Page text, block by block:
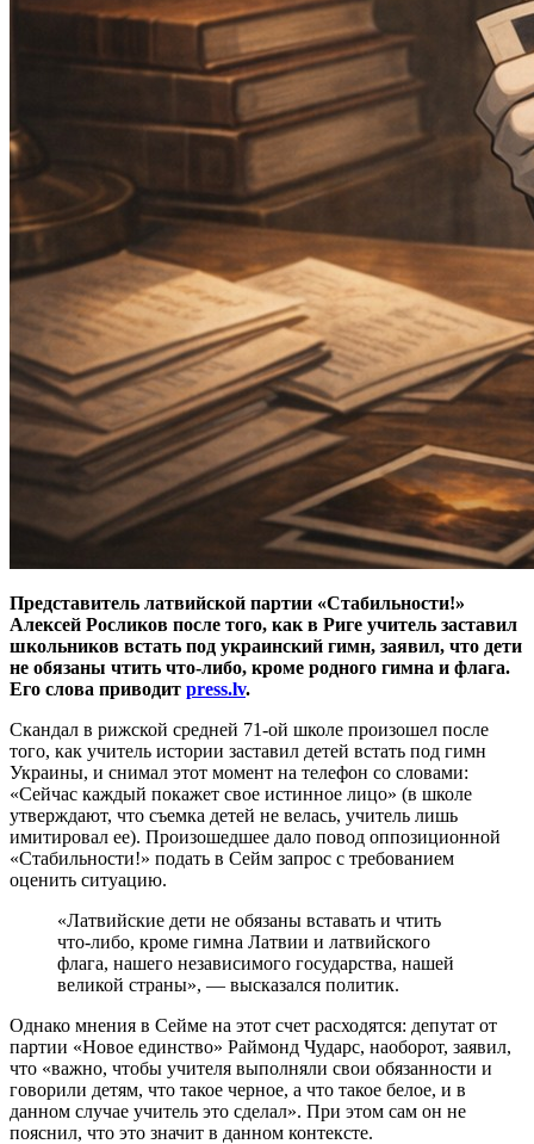
Представитель латвийской партии «Стабильности!»
Алексей Росликов после того, как в Риге учитель заставил
школьников встать под украинский гимн, заявил, что дети
не обязаны чтить что-либо, кроме родного гимна и флага.
Его слова приводит press.lv.
Скандал в рижской средней 71-ой школе произошел после
того, как учитель истории заставил детей встать под гимн
Украины, и снимал этот момент на телефон со словами:
«Сейчас каждый покажет свое истинное лицо» (в школе
утверждают, что съемка детей не велась, учитель лишь
имитировал ее). Произошедшее дало повод оппозиционной
«Стабильности!» подать в Сейм запрос с требованием
оценить ситуацию.
«Латвийские дети не обязаны вставать и чтить
что-либо, кроме гимна Латвии и латвийского
флага, нашего независимого государства, нашей
великой страны», — высказался политик.
Однако мнения в Сейме на этот счет расходятся: депутат от
партии «Новое единство» Раймонд Чударс, наоборот, заявил,
что «важно, чтобы учителя выполняли свои обязанности и
говорили детям, что такое черное, а что такое белое, и в
данном случае учитель это сделал». При этом сам он не
пояснил, что это значит в данном контексте.